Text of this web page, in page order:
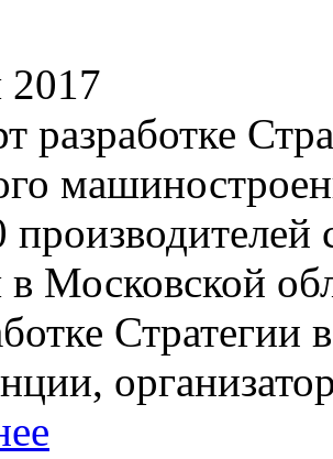
разработке
Московской
Стратегии